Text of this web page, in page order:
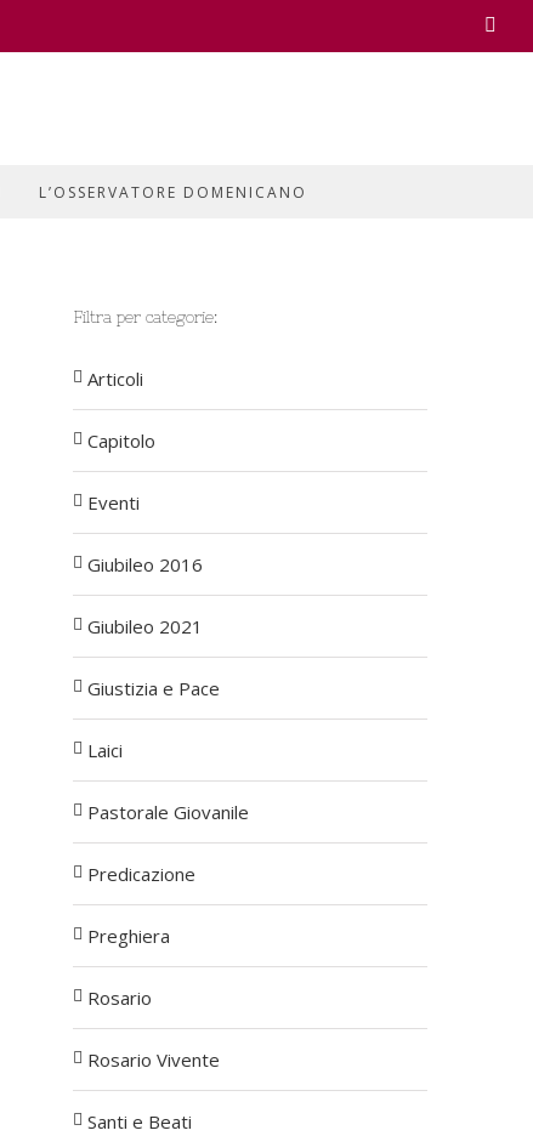
L’OSSERVATORE DOMENICANO
Filtra per categorie:
Articoli
Capitolo
Eventi
Giubileo 2016
Giubileo 2021
Giustizia e Pace
Laici
Pastorale Giovanile
Predicazione
Preghiera
Rosario
Rosario Vivente
Santi e Beati